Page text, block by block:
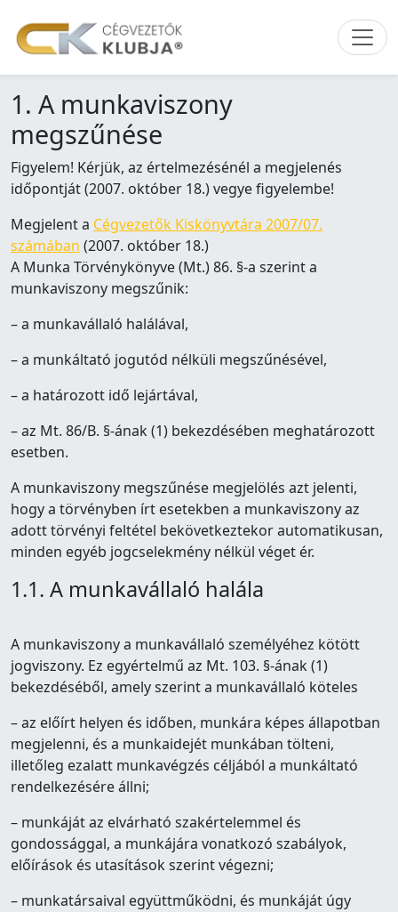
1. A munkaviszony
megszűnése
Figyelem! Kérjük, az értelmezésénél a megjelenés
időpontját (2007. október 18.) vegye figyelembe!
Megjelent a Cégvezetők Kiskönyvtára 2007/07.
számában (2007. október 18.)
A Munka Törvénykönyve (Mt.) 86. §-a szerint a
munkaviszony megszűnik:
– a munkavállaló halálával,
– a munkáltató jogutód nélküli megszűnésével,
– a határozott idő lejártával,
– az Mt. 86/B. §-ának (1) bekezdésében meghatározott
esetben.
A munkaviszony megszűnése megjelölés azt jelenti,
hogy a törvényben írt esetekben a munkaviszony az
adott törvényi feltétel bekövetkeztekor automatikusan,
minden egyéb jogcselekmény nélkül véget ér.
1.1. A munkavállaló halála
A munkaviszony a munkavállaló személyéhez kötött
jogviszony. Ez egyértelmű az Mt. 103. §-ának (1)
bekezdéséből, amely szerint a munkavállaló köteles
– az előírt helyen és időben, munkára képes állapotban
megjelenni, és a munkaidejét munkában tölteni,
illetőleg ezalatt munkavégzés céljából a munkáltató
rendelkezésére állni;
– munkáját az elvárható szakértelemmel és
gondossággal, a munkájára vonatkozó szabályok,
előírások és utasítások szerint végezni;
– munkatársaival együttműködni, és munkáját úgy